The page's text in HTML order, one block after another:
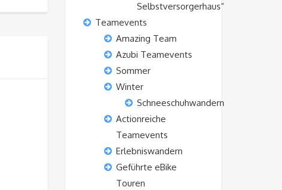
Selbstversorgerhaus“
Teamevents
Amazing Team
Azubi Teamevents
Sommer
Winter
Schneeschuhwandern
Actionreiche
Teamevents
Erlebniswandern
Geführte eBike
Touren